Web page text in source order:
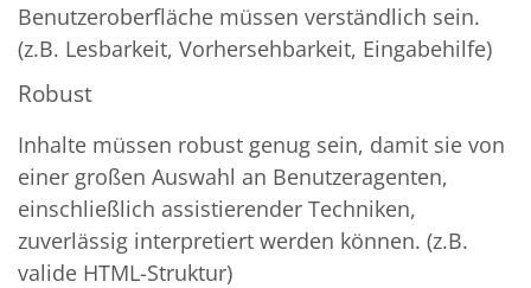
Benutzeroberfläche müssen verständlich sein.
(z.B. Lesbarkeit, Vorhersehbarkeit, Eingabehilfe)
Robust
Inhalte müssen robust genug sein, damit sie von
einer großen Auswahl an Benutzeragenten,
einschließlich assistierender Techniken,
zuverlässig interpretiert werden können. (z.B.
valide HTML-Struktur)